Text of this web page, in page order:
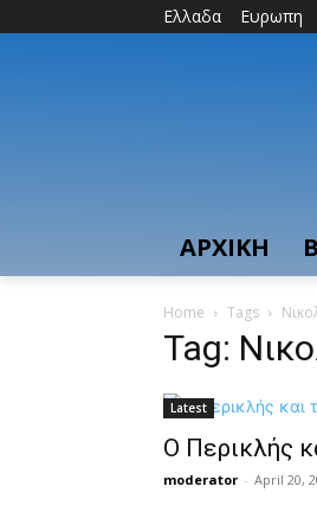
Ελλαδα Ευρωπη
ΑΡΧΙΚΗ
Home Tags
Tag:
Latest
Ο Περικλής
moderator - April 20,